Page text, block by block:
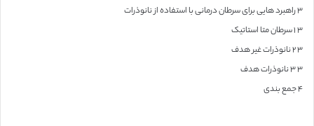
۳ راهبرد هایی برای سرطان درمانی با استفاده از نانوذرات
۳ ۱ سرطان متا استاتیک
۳ ۲ نانوذرات غیر هدف
۳ ۳ نانوذرات هدف
۴ جمع بندی